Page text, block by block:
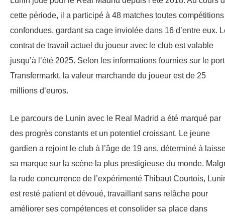
cette période, il a participé à 48 matches toutes compétitions
confondues, gardant sa cage inviolée dans 16 d’entre eux.
contrat de travail actuel du joueur avec le club est valable
jusqu’à l’été 2025. Selon les informations fournies sur le
Transfermarkt, la valeur marchande du joueur est de 25
millions d’euros.
Le parcours de Lunin avec le Real Madrid a été marqué par
des progrès constants et un potentiel croissant. Le jeune
gardien a rejoint le club à l’âge de 19 ans, déterminé à
sa marque sur la scène la plus prestigieuse du monde.
la rude concurrence de l’expérimenté Thibaut Courtois,
est resté patient et dévoué, travaillant sans relâche pour
améliorer ses compétences et consolider sa place dans